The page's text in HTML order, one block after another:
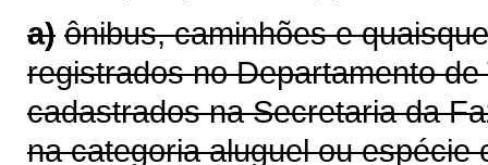
a) ônibus, caminhões e
registrados no Departamento
cadastrados na Secretaria da
na categoria aluguel ou espécie